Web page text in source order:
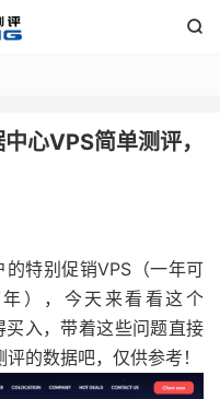

心VPS简单测评，
特别促销VPS（一年可
），今天来看看这个
入，带着这些问题直接
的数据吧，仅供参考！